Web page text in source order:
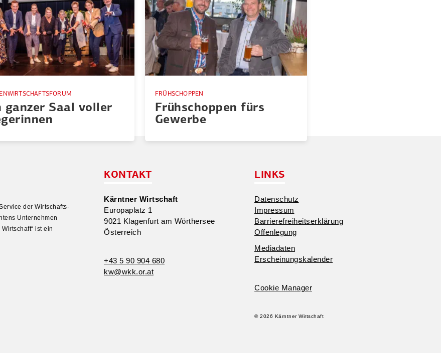
ganzer Saal voller
FRÜHSCHOPPEN
Frühschoppen fürs
Gewerbe
der Wirtschafts­
Unter­nehmen
ist ein
KONTAKT
Kärntner Wirtschaft
Europa­platz 1
9021 Klagenfurt am Wörthersee
Öster­reich
+43 5 90 904 680
kw@​wkk.​or.​at
LINKS
Daten­schutz
Impressum
Barrie­re­frei­heits­er­klärung
Offen­legung
Media­daten
Erschei­nungs­ka­lender
Cookie Manager
© 2026 Kärntner Wirtschaft